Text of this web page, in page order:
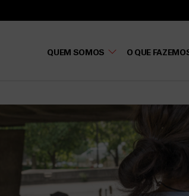
QUEM SOMOS O QUE